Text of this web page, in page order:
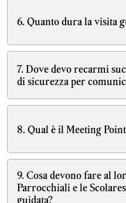
6. Quanto dura la visita
7. Dove devo recarmi
di sicurezza per
8. Qual è il Meeting
9. Cosa devono fare al
Parrocchiali e le
guidata?